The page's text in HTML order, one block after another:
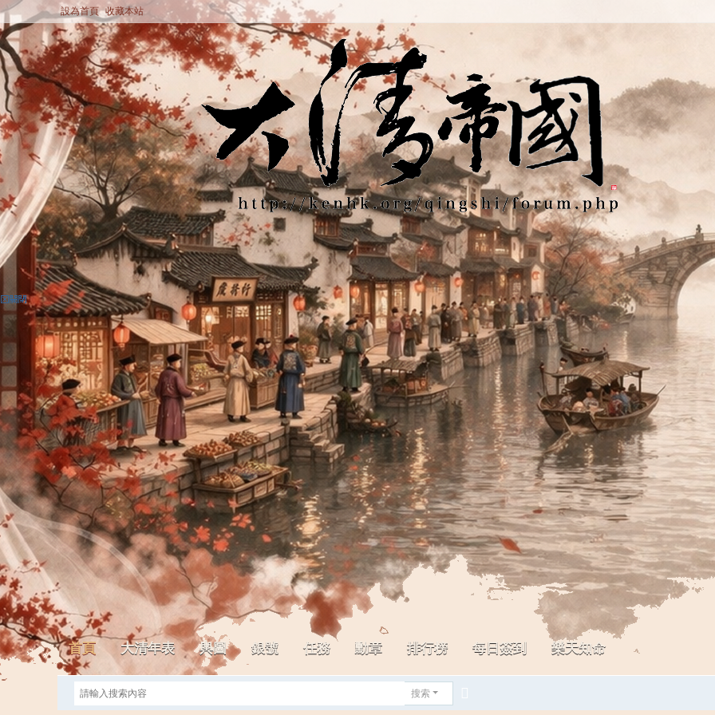
設為首頁 收藏本站
首頁 大清年表 輿圖 銀號 任務 勳章 排行榜 每日簽到 樂天知命
搜索